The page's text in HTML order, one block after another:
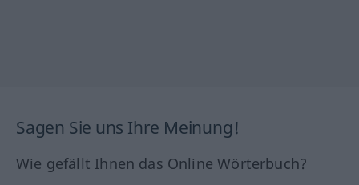
Sagen Sie uns Ihre Meinung!
Wie gefällt Ihnen das Online Wörterbuch?